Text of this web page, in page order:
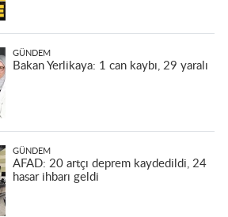
GÜNDEM
Bakan Yerlikaya: 1 can kaybı, 29 yaralı
GÜNDEM
AFAD: 20 artçı deprem kaydedildi, 24
hasar ihbarı geldi